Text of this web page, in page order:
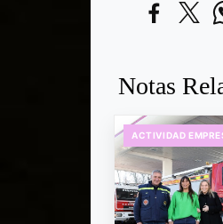
Notas
ACTIVIDAD